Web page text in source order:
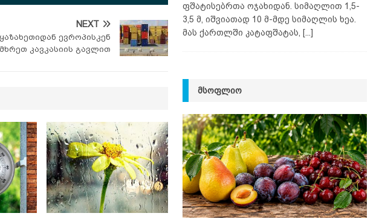
NEXT
ყაზახეთიდან ევროპისკენ
კავკასიის გავლით
ფშატისებრთა ოჯახიდან. სიმაღლით 1,5-
3,5 მ, იშვიათად 10 მ-მდე სიმაღლის ხეა.
მას ქართლში კატაფშატას,
[...]
ᲛᲡᲝᲤᲚᲘᲝ